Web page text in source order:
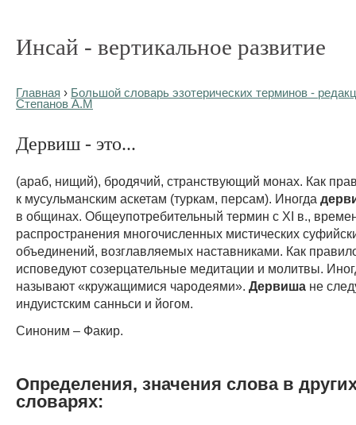
Инсай - вертикальное развитие
Главная › Большой словарь эзотерических терминов -
Степанов А.М
Дервиш - это...
(араб, нищий), бродячий, странствующий монах. Как
к мусульманским аскетам (туркам, персам). Иногда
в общинах. Общеупотребительный термин с XI в.,
распространения многочисленных мистических
объединений, возглавляемых наставниками. Как
исповедуют созерцательные медитации и молитвы.
называют «кружащимися чародеями». Дервиша не
индуистским санньси и йогом.
Синоним – Факир.
Определения, значения слова в
словарях: